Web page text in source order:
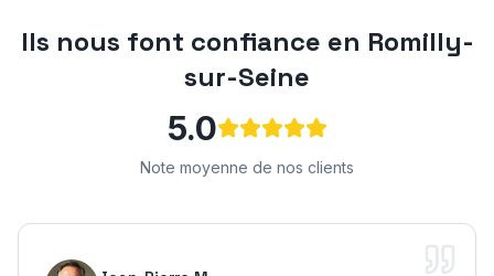
Ils nous font confiance en Romilly-
sur-Seine
5.0
Note moyenne de nos clients